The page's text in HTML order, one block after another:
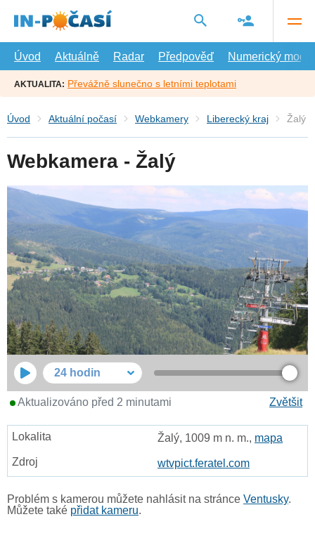
hlavní
Úvod
Aktuálně Radar Předpověď Numerický model
AKTUALITA: Převážně slunečno s letními teplotami
Úvod Aktuální počasí Webkamery Liberecký kraj Žalý
Webkamera - Žalý
24 hodin
Zvětšit
Aktualizováno před 2 minutami
Žalý, 1009 m n. m., mapa
wtvpict.feratel.com
Problém s kamerou můžete nahlásit na stránce Ventusky.
Můžete také přidat kameru.